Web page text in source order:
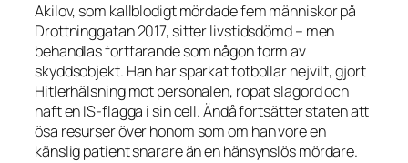
Akilov, som kallblodigt mördade fem människor på
Drottninggatan 2017, sitter livstidsdömd – men
behandlas fortfarande som någon form av
skyddsobjekt. Han har sparkat fotbollar hejvilt, gjort
Hitlerhälsning mot personalen, ropat slagord och
haft en IS-flagga i sin cell. Ändå fortsätter staten att
ösa resurser över honom som om han vore en
känslig patient snarare än en hänsynslös mördare.